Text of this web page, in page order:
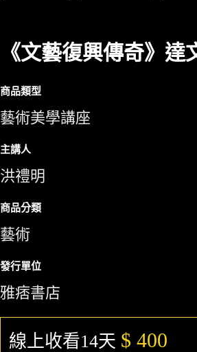
《文藝復興傳奇》達
商品類型
藝術美學講座
主講人
洪禮明
商品分類
藝術
發行單位
雅痞書店
線上收看14天 $ 400